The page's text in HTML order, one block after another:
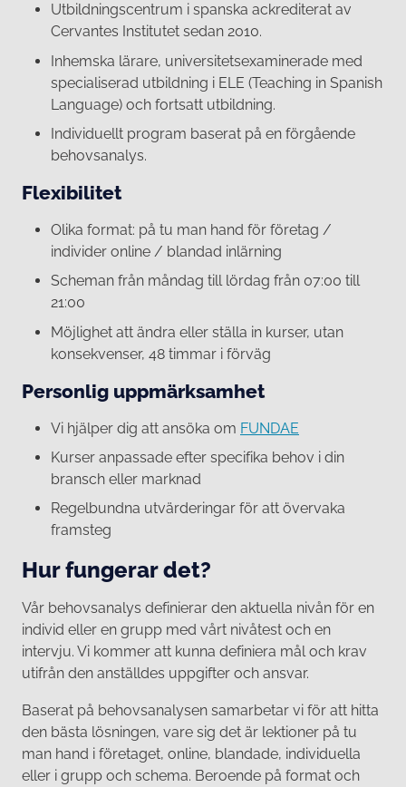
Utbildningscentrum i spanska ackrediterat av
Cervantes Institutet sedan 2010.
Inhemska lärare, universitetsexaminerade med
specialiserad utbildning i ELE (Teaching in Spanish
Language) och fortsatt utbildning.
Individuellt program baserat på en förgående
behovsanalys.
Flexibilitet
Olika format: på tu man hand för företag /
individer online / blandad inlärning
Scheman från måndag till lördag från 07:00 till
21:00
Möjlighet att ändra eller ställa in kurser, utan
konsekvenser, 48 timmar i förväg
Personlig uppmärksamhet
Vi hjälper dig att ansöka om FUNDAE
Kurser anpassade efter specifika behov i din
bransch eller marknad
Regelbundna utvärderingar för att övervaka
framsteg
Hur fungerar det?
Vår behovsanalys definierar den aktuella nivån för en
individ eller en grupp med vårt nivåtest och en
intervju. Vi kommer att kunna definiera mål och krav
utifrån den anställdes uppgifter och ansvar.
Baserat på behovsanalysen samarbetar vi för att hitta
den bästa lösningen, vare sig det är lektioner på tu
man hand i företaget, online, blandade, individuella
eller i grupp och schema. Beroende på format och